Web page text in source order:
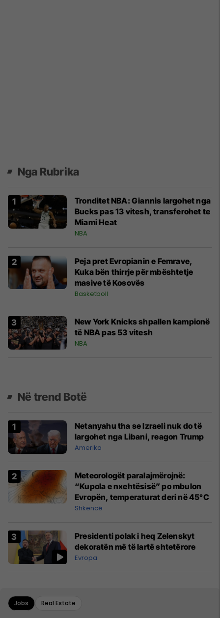
Nga Rubrika
Tronditet NBA: Giannis largohet nga
Bucks pas 13 vitesh, transferohet te
Miami Heat
NBA
Peja pret Evropianin e Femrave,
Kuka bën thirrje për mbështetje
masive të Kosovës
Basketboll
New York Knicks shpallen kampionë
të NBA pas 53 vitesh
NBA
Në trend Botë
Netanyahu tha se Izraeli nuk do të
largohet nga Libani, reagon Trump
Amerika
Meteorologët paralajmërojnë:
“Kupola e nxehtësisë” po mbulon
Evropën, temperaturat deri në 45°C
Shkencë
Presidenti polak i heq Zelenskyt
dekoratën më të lartë shtetërore
Evropa
Jobs Real Estate